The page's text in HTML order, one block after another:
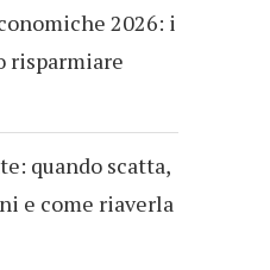
2026: i
risparmiare
quando scatta,
e come riaverla